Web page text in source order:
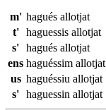
m' hagués allotjat
t'
haguessis allotjat
s' hagués allotjat
ens haguéssim allotjat
us haguéssiu allotjat
s' haguessin allotjat